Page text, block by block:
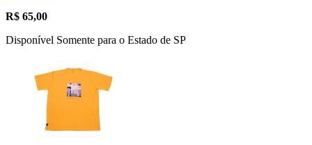
R$ 65,00
Disponível Somente para o Estado de SP